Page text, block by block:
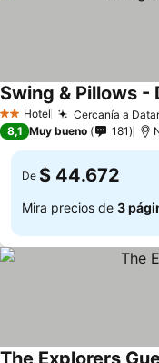
2 Estrellas
Hotel Cercanía a
Swing & Pillows -
8,1 Muy bueno 181
De $ 44.672
Mira precios de 3
The Explorers